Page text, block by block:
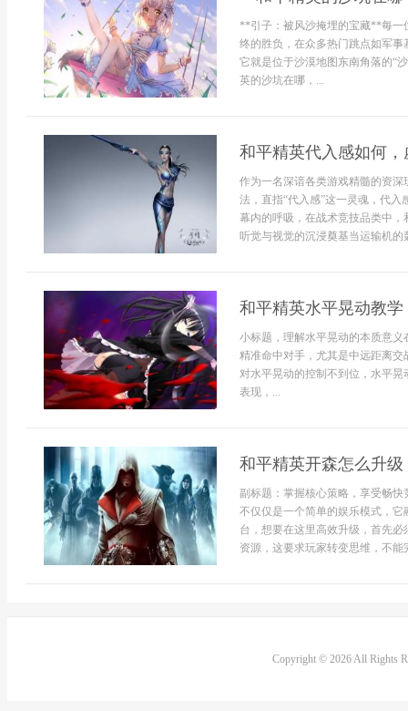
**引子：被风沙掩埋的宝藏**每一
终的胜负，在众多热门跳点如军
它就是位于沙漠地图东南角落的“
英的沙坑在哪，...
和平精英代入感如何
作为一名深谙各类游戏精髓的资
法，直指“代入感”这一灵魂，代
幕内的呼吸，在战术竞技品类中
听觉与视觉的沉浸奠基当运输机的
和平精英水平晃动教
小标题，理解水平晃动的本质意
精准命中对手，尤其是中远距离
对水平晃动的控制不到位，水平
表现，...
和平精英开森怎么升
副标题：掌握核心策略，享受畅
不仅仅是一个简单的娱乐模式，
台，想要在这里高效升级，首先
资源，这要求玩家转变思维，不
Copyright © 2026 All Rights